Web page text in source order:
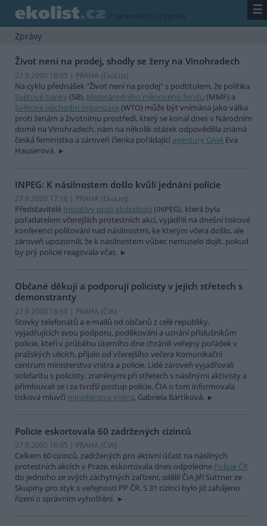
/ zpravodajství / zprávy ☰
Zprávy
Život není na prodej, shodly se ženy na Vinohradech
27.9.2000 18:05 | PRAHA (EkoList)
Na cyklu přednášek "Život není na prodej" s podtitulem, že politika
Světové banky (SB), Mezinárodního měnového fondu (MMF) a
Světové obchodní organizace(WTO) může být vnímána jako válka
proti ženám a životnímu prostředí, který se konal dnes v Národním
domě na Vinohradech, nám na několik otázek odpověděla známá
česká feministka a zároveň členka pořádající agentury GAIA Eva
Hauserová.
INPEG: K násilnostem došlo kvůli jednání policie
27.9.2000 17:16 | PRAHA (EkoList)
Představitelé Iniciativy proti globalizaci (INPEG), která byla
pořadatelem včerejších protestních akcí, vyjádřili na dnešní tiskové
konferenci politování nad násilnostmi, ke kterým včera došlo, ale
zároveň upozornili, že k násilnostem vůbec nemuselo dojít, pokud
by prý policie reagovala včas.
Občané děkují a podporují policisty v jejich střetech s
demonstranty
27.9.2000 16:50 | PRAHA (ČIA)
Stovky telefonátů a e-mailů od občanů z celé republiky,
vyjadřujících svou podporu, poděkování a uznání příslušníkům
policie, kteří v průběhu úterního dne chránili veřejný pořádek v
pražských ulicích, přijalo od včerejšího večera Komunikační
centrum ministerstva vnitra a policie. Lidé zároveň vyjadřovali
solidaritu s policisty, zraněnými při střetech s násilnými aktivisty a
přimlouvali se i za tvrdší postup policie. ČIA o tom informovala
tisková mluvčí ministerstva vnitra, Gabriela Bártíková.
Policie eskortovala 60 zadržených cizinců
27.9.2000 16:35 | PRAHA (ČIA)
Celkem 60 cizinců, zadržených pro aktivní účast na násilných
protestních akcích v Praze, eskortovala dnes odpoledne Policie ČR
do jednoho ze svých záchytných zařízení, sdělil ČIA Jiří Suttner ze
Skupiny pro styk s veřejností PP ČR. S 31 cizinci bylo již zahájeno
řízení o správním vyhoštění.